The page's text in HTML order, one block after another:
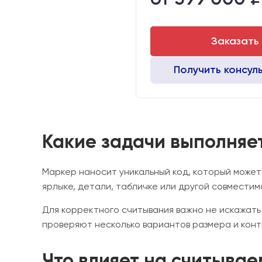
Транспортный габарит станка,
Заказать
Получить
Какие задачи
Маркер наносит уникальный код, который
ярлыке, детали, табличке или другой
Для корректного считывания важно не
проверяют несколько вариантов размера и